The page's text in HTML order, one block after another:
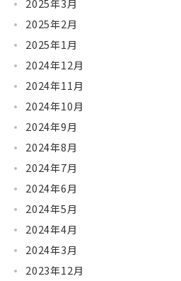
2025年3月
2025年2月
2025年1月
2024年12月
2024年11月
2024年10月
2024年9月
2024年8月
2024年7月
2024年6月
2024年5月
2024年4月
2024年3月
2023年12月